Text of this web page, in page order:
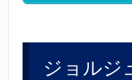
ジョルジ